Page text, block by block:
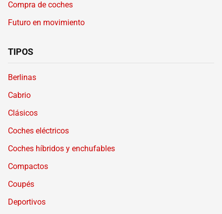
Compra de coches
Futuro en movimiento
TIPOS
Berlinas
Cabrio
Clásicos
Coches eléctricos
Coches híbridos y enchufables
Compactos
Coupés
Deportivos